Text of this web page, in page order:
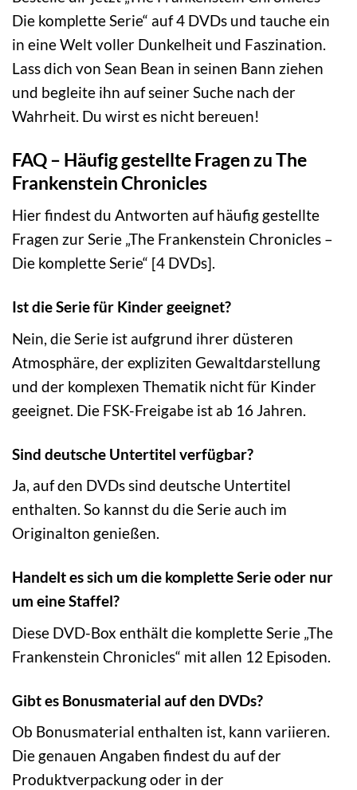
Die komplette Serie“ auf 4 DVDs und tauche ein
in eine Welt voller Dunkelheit und Faszination.
Lass dich von Sean Bean in seinen Bann ziehen
und begleite ihn auf seiner Suche nach der
Wahrheit. Du wirst es nicht bereuen!
FAQ – Häufig gestellte Fragen zu The
Frankenstein Chronicles
Hier findest du Antworten auf häufig gestellte
Fragen zur Serie „The Frankenstein Chronicles –
Die komplette Serie“ [4 DVDs].
Ist die Serie für Kinder geeignet?
Nein, die Serie ist aufgrund ihrer düsteren
Atmosphäre, der expliziten Gewaltdarstellung
und der komplexen Thematik nicht für Kinder
geeignet. Die FSK-Freigabe ist ab 16 Jahren.
Sind deutsche Untertitel verfügbar?
Ja, auf den DVDs sind deutsche Untertitel
enthalten. So kannst du die Serie auch im
Originalton genießen.
Handelt es sich um die komplette Serie oder nur
um eine Staffel?
Diese DVD-Box enthält die komplette Serie „The
Frankenstein Chronicles“ mit allen 12 Episoden.
Gibt es Bonusmaterial auf den DVDs?
Ob Bonusmaterial enthalten ist, kann variieren.
Die genauen Angaben findest du auf der
Produktverpackung oder in der